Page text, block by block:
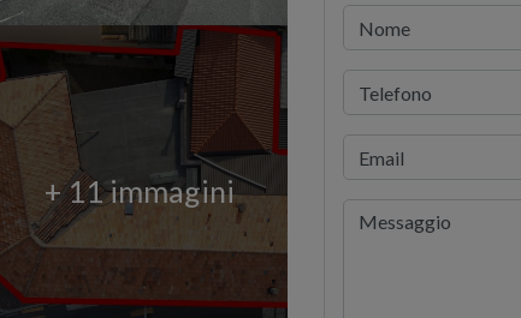
+ 11 immagini